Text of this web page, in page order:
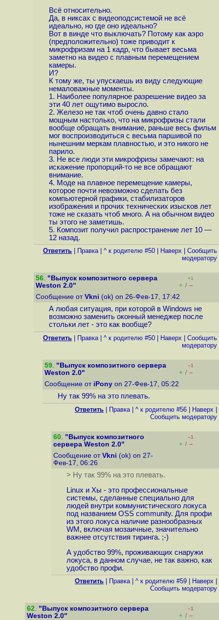
Всё относительно.
Да, в никсах с видеоподсистемой не всё
идеально, но где оно идеально?
Вот в винде что выключать? Потому как аэро
(предположительно) тоже приводит к
микрофризам на 1 кадр, что бывает весьма
заметно на видео с плавным перемещением
камеры.
И?
К тому же, ты упускаешь из виду следующие
немаловажные моменты.
1. Наиболее популярное разрешение видео за
эти 40 лет ощутимо выросло.
2. Железо не так чтоб очень давно стало
мощным настолько, что на микрофризы стали
вообще обращать внимание, раньше весь фильм
мог воспроизводиться с весьма паршивой по
нынешним меркам плавностью, и это никого не
парило.
3. Не все люди эти микрофризы замечают: на
искажение пропорций-то не все обращают
внимание.
4. Моде на плавное перемещение камеры,
которое почти невозможно сделать без
компьютерной графики, стабилизаторов
изображения и прочих технических изысков лет
тоже не сказать чтоб много. А на обычном видео
ты этого не заметишь.
5. Композит получил распространение лет 10 —
12 назад.
Ответить Правка| ^ к родителю #50 Наверх
Cообщить
модератору
56. "Выпуск композитного сервера
Weston 2.0"
+1
+ / –
Сообщение от Vkni (ok) on 26-Фев-17, 17:42
А любая ситуация, при которой в Windows не
возможно заменить оконный менеджер после
стольки лет - это как вообще?
Ответить Правка| ^ к родителю #50 Наверх
Cообщить
модератору
59. "Выпуск композитного сервера
Weston 2.0"
–1
+ / –
Сообщение от iPony on 27-Фев-17, 05:22
Ну так 99% на это плевать.
Ответить Правка| ^ к родителю #56 Наверх
Cообщить модератору
60. "Выпуск композитного
сервера Weston 2.0"
–1
+ / –
Сообщение от Vkni (ok) on 27-
Фев-17, 06:26
> Ну так 99% на это плевать.
Linux и Xы - это профессиональные
системы, сделанные специально для
людей внутри коммунистического локуса
под названием OSS community. Для профи
из этого локуса наличие разнообразных
WM, включая мозаичные, значительно
важнее отсутствия тиринга. ;-)
А удобство 99%, проживающих снаружи
локуса, в данном случае, не так важно, как
удобство профи.
Ответить Правка| ^ к родителю #59 Наверх
Cообщить модератору
62. "Выпуск композитного сервера
Weston 2.0"
–1
+ / –